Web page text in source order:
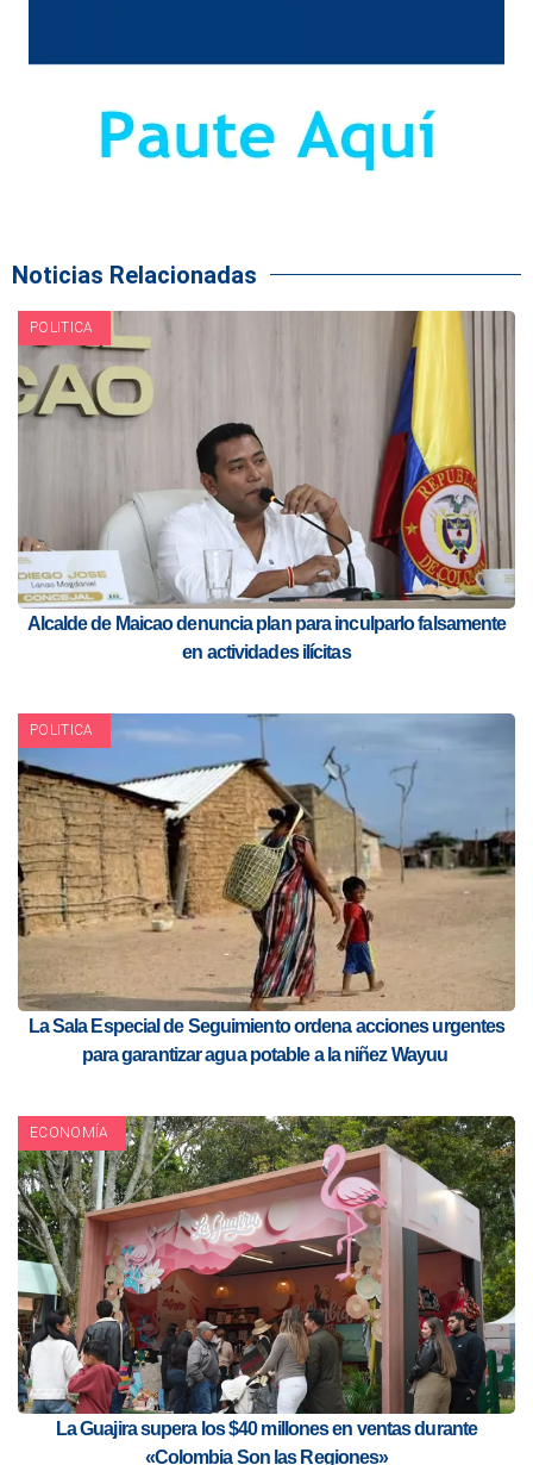
Noticias Relacionadas
POLITICA
Alcalde de Maicao denuncia plan para inculparlo falsamente
en actividades ilícitas
POLITICA
La Sala Especial de Seguimiento ordena acciones urgentes
para garantizar agua potable a la niñez Wayuu
ECONOMÍA
La Guajira supera los $40 millones en ventas durante
«Colombia Son las Regiones»